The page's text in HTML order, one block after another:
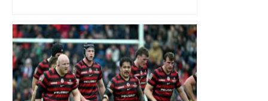
"C’est l’une des plus fortes
fréquentations du circuit" : Toulouse
est-elle la capitale du poker amateur –
ladepeche.fr